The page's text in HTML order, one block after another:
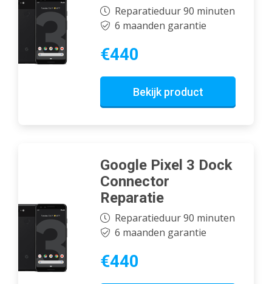
Reparatieduur 90 minuten
6 maanden garantie
€440
Bekijk product
Google Pixel 3 Dock
Connector
Reparatie
Reparatieduur 90 minuten
6 maanden garantie
€440